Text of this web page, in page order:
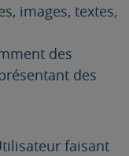
images, textes,
des
des
faisant